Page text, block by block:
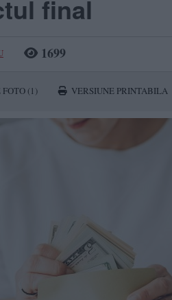
final
1699
(1) VERSIUNE PRINTABILA